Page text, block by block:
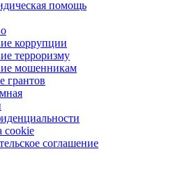
помощь
коррупции
терроризму
мошенникам
грантов
cookie
соглашение